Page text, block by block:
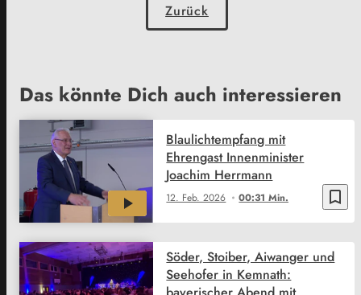
Zurück
Das könnte Dich auch interessieren
bookmark_border
12. Feb. 2026 00:31 Min.
Blaulichtempfang mit
Ehrengast Innenminister
Joachim Herrmann
Söder, Stoiber, Aiwanger und
Seehofer in Kemnath: